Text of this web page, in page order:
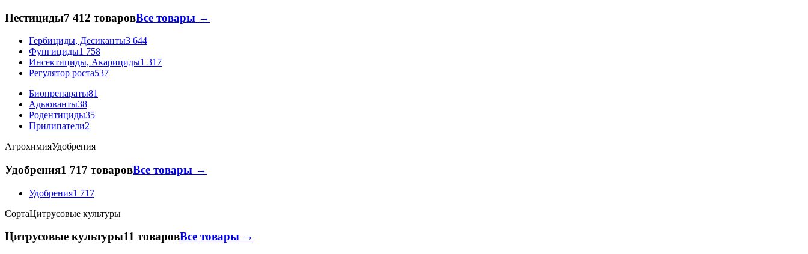
Пестициды7 412 товаровВсе товары →
Гербициды, Десиканты3 644
Фунгициды1 758
Инсектициды, Акарициды1 317
Регулятор роста537
Биопрепараты81
Адьюванты38
Родентициды35
Прилипатели2
АгрохимияУдобрения
Удобрения1 717 товаровВсе товары →
Удобрения1 717
СортаЦитрусовые культуры
Цитрусовые культуры11 товаровВсе товары →